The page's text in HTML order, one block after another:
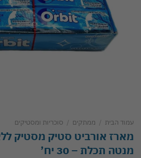
עמוד הבית / ממתקים / סוכריות ומסטיקים
מארז אורביט סטיק מסטיק
מנטה תכלת – 30 יח’